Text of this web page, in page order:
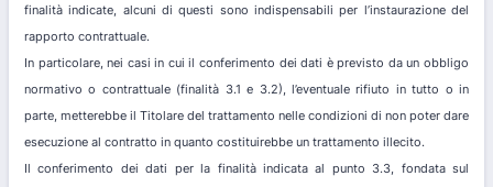
finalità indicate, alcuni di questi sono indispensabili per l’instaurazione del
rapporto contrattuale.
In particolare, nei casi in cui il conferimento dei dati è previsto da un obbligo
normativo o contrattuale (finalità 3.1 e 3.2), l’eventuale rifiuto in tutto o in
parte, metterebbe il Titolare del trattamento nelle condizioni di non poter dare
esecuzione al contratto in quanto costituirebbe un trattamento illecito.
Il conferimento dei dati per la finalità indicata al punto 3.3, fondata sul